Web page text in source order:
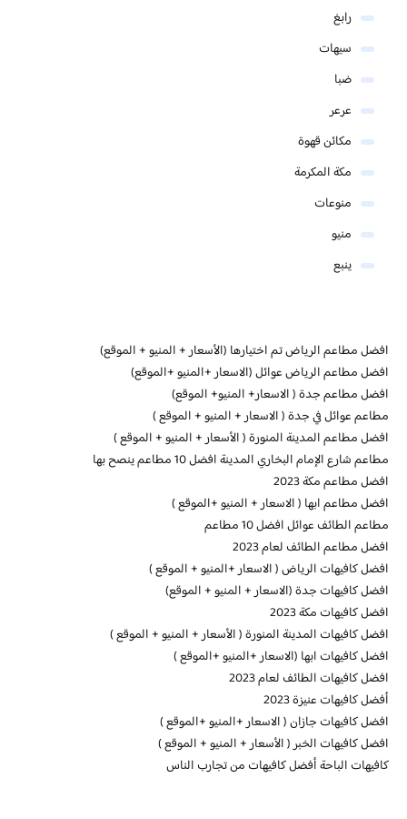
رابغ
سيهات
ضبا
عرعر
مكائن قهوة
مكة المكرمة
منوعات
منيو
ينبع
افضل مطاعم الرياض تم اختيارها (الأسعار + المنيو + الموقع)
افضل مطاعم الرياض عوائل (الاسعار +المنيو +الموقع)
افضل مطاعم جدة ( الاسعار+ المنيو+ الموقع)
مطاعم عوائل في جدة ( الاسعار + المنيو + الموقع )
افضل مطاعم المدينة المنورة ( الأسعار + المنيو + الموقع )
مطاعم شارع الإمام البخاري المدينة افضل 10 مطاعم ينصح بها
افضل مطاعم مكة 2023
افضل مطاعم ابها ( الاسعار + المنيو +الموقع )
مطاعم الطائف عوائل افضل 10 مطاعم
افضل مطاعم الطائف لعام 2023
افضل كافيهات الرياض ( الاسعار +المنيو + الموقع )
افضل كافيهات جدة (الاسعار + المنيو + الموقع)
افضل كافيهات مكة 2023
افضل كافيهات المدينة المنورة ( الأسعار + المنيو + الموقع )
افضل كافيهات ابها (الاسعار +المنيو +الموقع )
افضل كافيهات الطائف لعام 2023
أفضل كافيهات عنيزة 2023
افضل كافيهات جازان ( الاسعار +المنيو +الموقع )
افضل كافيهات الخبر ( الأسعار + المنيو + الموقع )
كافيهات الباحة أفضل كافيهات من تجارب الناس